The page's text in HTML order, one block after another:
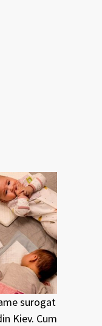
surogat
Kiev. Cum